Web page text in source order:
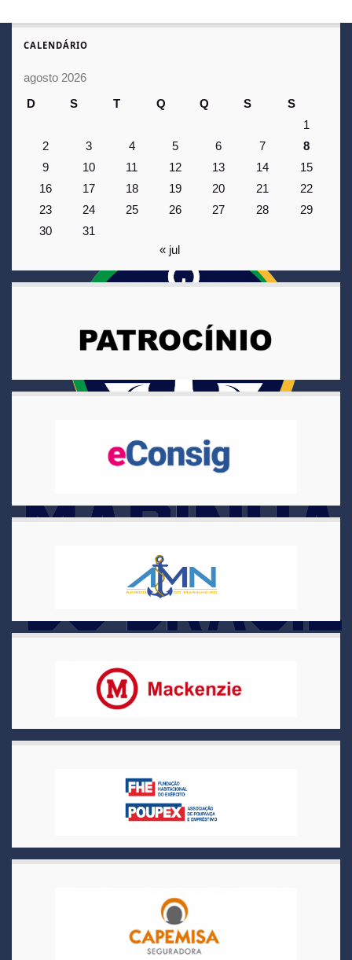
CALENDÁRIO
agosto 2026
D
S T Q Q S
S
1
2
3 4 5 6 7
8
9
10 11 12 13 14
15
16
17 18 19 20 21
22
23
24 25 26 27 28
29
30
31
« jul